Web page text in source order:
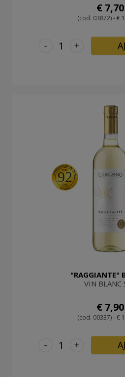
€ 7,70
(cod. 03872) - €
+
-
92
"RAGGIANTE"
VIN BLANC
€ 7,90
(cod. 00337) - €
+
-